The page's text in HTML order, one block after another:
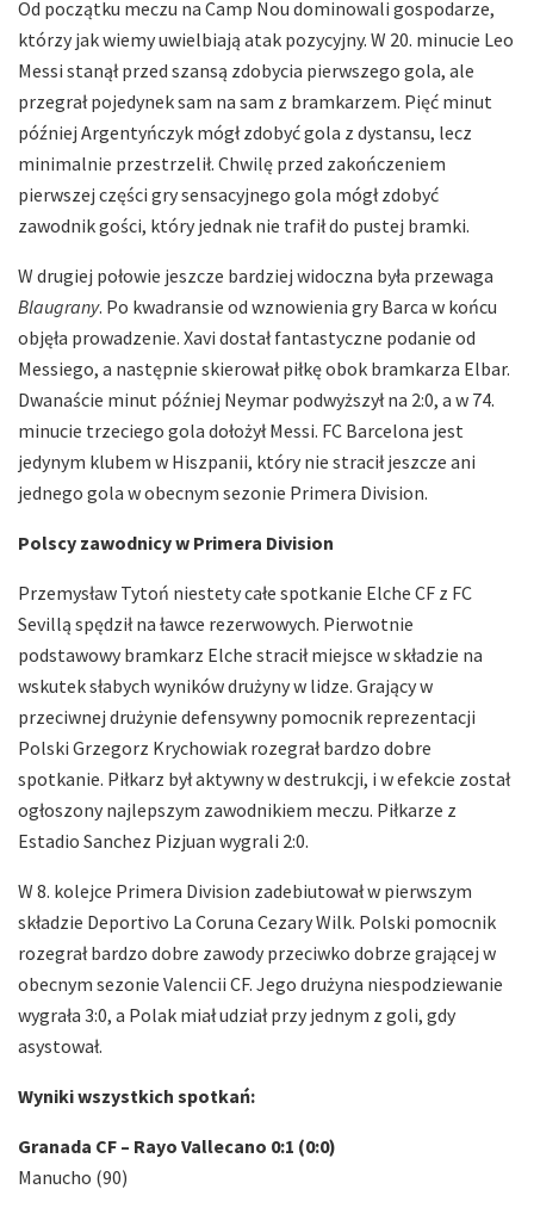
Od początku meczu na Camp Nou dominowali gospodarze,
którzy jak wiemy uwielbiają atak pozycyjny. W 20. minucie Leo
Messi stanął przed szansą zdobycia pierwszego gola, ale
przegrał pojedynek sam na sam z bramkarzem. Pięć minut
później Argentyńczyk mógł zdobyć gola z dystansu, lecz
minimalnie przestrzelił. Chwilę przed zakończeniem
pierwszej części gry sensacyjnego gola mógł zdobyć
zawodnik gości, który jednak nie trafił do pustej bramki.
W drugiej połowie jeszcze bardziej widoczna była przewaga
Blaugrany. Po kwadransie od wznowienia gry Barca w końcu
objęła prowadzenie. Xavi dostał fantastyczne podanie od
Messiego, a następnie skierował piłkę obok bramkarza Elbar.
Dwanaście minut później Neymar podwyższył na 2:0, a w 74.
minucie trzeciego gola dołożył Messi. FC Barcelona jest
jedynym klubem w Hiszpanii, który nie stracił jeszcze ani
jednego gola w obecnym sezonie Primera Division.
Polscy zawodnicy w Primera Division
Przemysław Tytoń niestety całe spotkanie Elche CF z FC
Sevillą spędził na ławce rezerwowych. Pierwotnie
podstawowy bramkarz Elche stracił miejsce w składzie na
wskutek słabych wyników drużyny w lidze. Grający w
przeciwnej drużynie defensywny pomocnik reprezentacji
Polski Grzegorz Krychowiak rozegrał bardzo dobre
spotkanie. Piłkarz był aktywny w destrukcji, i w efekcie został
ogłoszony najlepszym zawodnikiem meczu. Piłkarze z
Estadio Sanchez Pizjuan wygrali 2:0.
W 8. kolejce Primera Division zadebiutował w pierwszym
składzie Deportivo La Coruna Cezary Wilk. Polski pomocnik
rozegrał bardzo dobre zawody przeciwko dobrze grającej w
obecnym sezonie Valencii CF. Jego drużyna niespodziewanie
wygrała 3:0, a Polak miał udział przy jednym z goli, gdy
asystował.
Wyniki wszystkich spotkań:
Granada CF – Rayo Vallecano 0:1 (0:0)
Manucho (90)